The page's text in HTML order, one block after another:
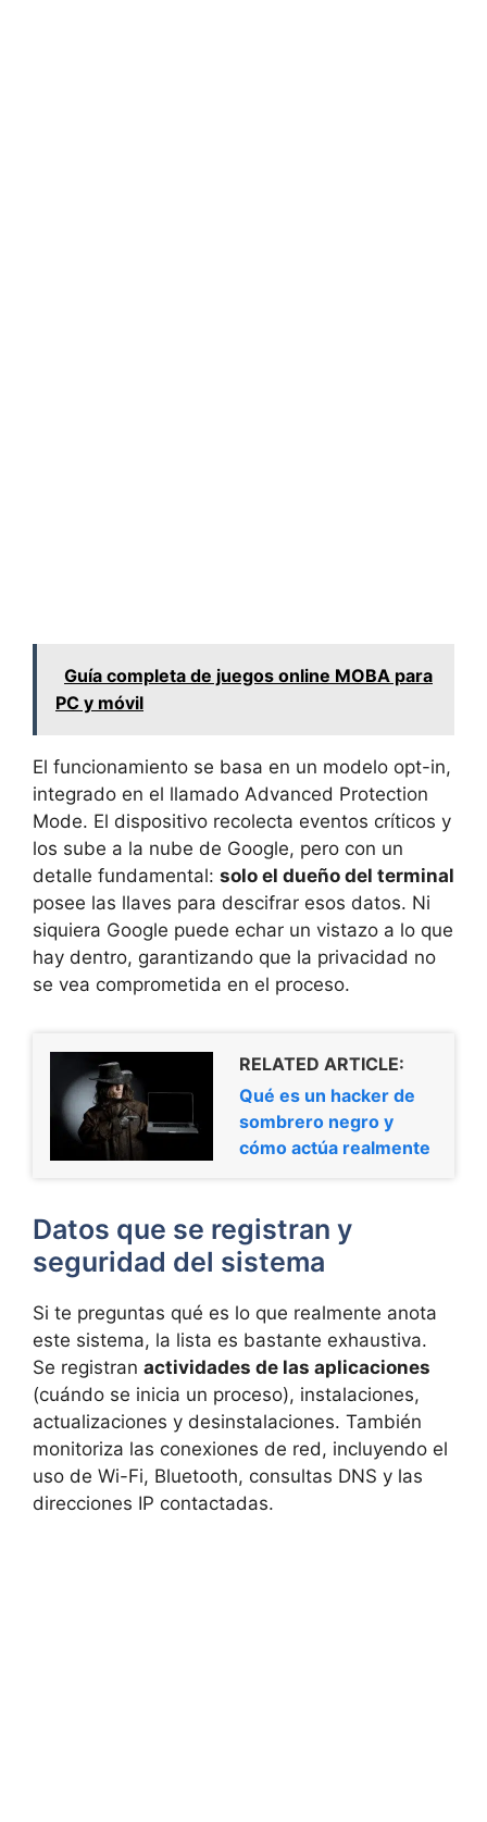
Guía completa de juegos online MOBA para
PC y móvil
El funcionamiento se basa en un modelo opt-in,
integrado en el llamado Advanced Protection
Mode. El dispositivo recolecta eventos críticos y
los sube a la nube de Google, pero con un
detalle fundamental: solo el dueño del terminal
posee las llaves para descifrar esos datos. Ni
siquiera Google puede echar un vistazo a lo que
hay dentro, garantizando que la privacidad no
se vea comprometida en el proceso.
RELATED ARTICLE:
Qué es un hacker de
sombrero negro y
cómo actúa realmente
Datos que se registran y
seguridad del sistema
Si te preguntas qué es lo que realmente anota
este sistema, la lista es bastante exhaustiva.
Se registran actividades de las aplicaciones
(cuándo se inicia un proceso), instalaciones,
actualizaciones y desinstalaciones. También
monitoriza las conexiones de red, incluyendo el
uso de Wi-Fi, Bluetooth, consultas DNS y las
direcciones IP contactadas.